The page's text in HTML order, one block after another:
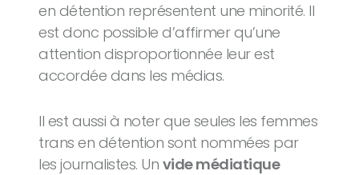
en détention représentent une minorité. Il
est donc possible d’affirmer qu’une
attention disproportionnée leur est
accordée dans les médias.
Il est aussi à noter que seules les femmes
trans en détention sont nommées par
les journalistes. Un vide médiatique